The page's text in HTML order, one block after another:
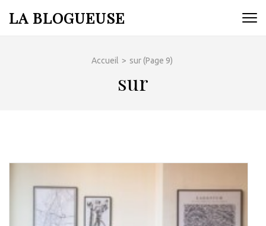
auLA BLOGUEUSE
Accueil > sur(Page 9)
sur